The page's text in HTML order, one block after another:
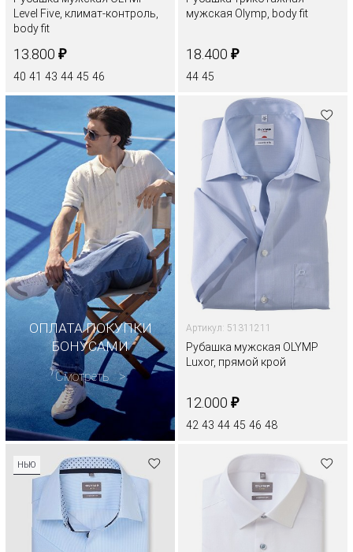
Level Five, климат-контроль,
body fit
13.800 ₽
40 41 43 44 45 46
мужская Olymp, body fit
18.400 ₽
44 45
ОПЛАТА ПОКУПКИ
БОНУСАМИ
Смотреть
Артикул: 51311211
Рубашка мужская OLYMP
Luxor, прямой крой
12.000 ₽
42 43 44 45 46 48
НЬЮ